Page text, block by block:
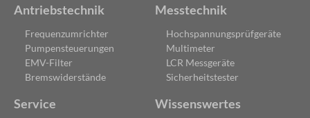
Antriebstechnik
Frequenzumrichter
Pumpensteuerungen
EMV-Filter
Bremswiderstände
Messtechnik
Hochspannungsprüfgeräte
Multimeter
LCR Messgeräte
Sicherheitstester
Service Wissenswertes